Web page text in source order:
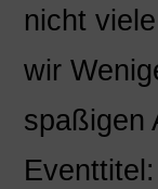
nicht
wir
spaßigen
Eventtitel: